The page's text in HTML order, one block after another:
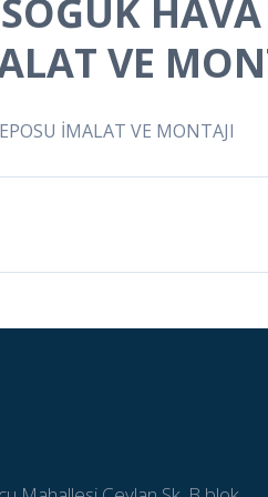
HAVA
VE
İMALAT VE MONTAJI